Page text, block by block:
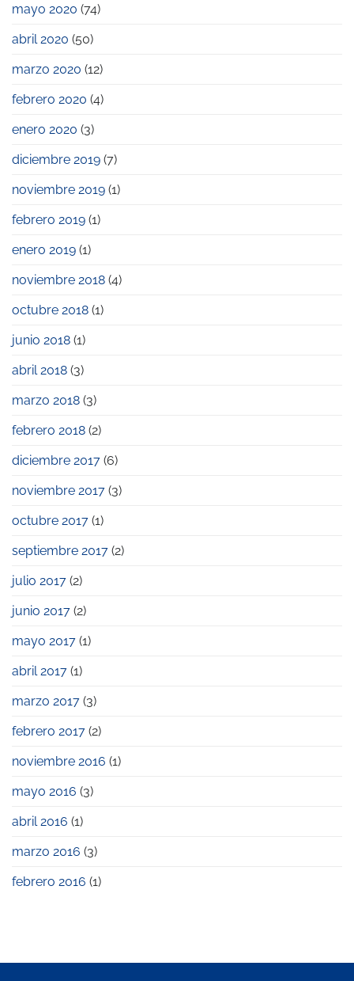
mayo 2020 (74)
abril 2020 (50)
marzo 2020 (12)
febrero 2020 (4)
enero 2020 (3)
diciembre 2019 (7)
noviembre 2019 (1)
febrero 2019 (1)
enero 2019 (1)
noviembre 2018 (4)
octubre 2018 (1)
junio 2018 (1)
abril 2018 (3)
marzo 2018 (3)
febrero 2018 (2)
diciembre 2017 (6)
noviembre 2017 (3)
octubre 2017 (1)
septiembre 2017 (2)
julio 2017 (2)
junio 2017 (2)
mayo 2017 (1)
abril 2017 (1)
marzo 2017 (3)
febrero 2017 (2)
noviembre 2016 (1)
mayo 2016 (3)
abril 2016 (1)
marzo 2016 (3)
febrero 2016 (1)